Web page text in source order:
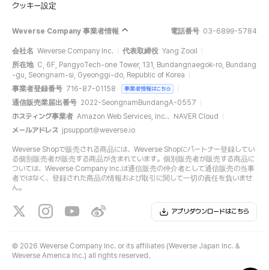
クッキー設定
Weverse Company 事業者情報 電話番号 03-6899-5784
会社名 Weverse Company Inc. 代表取締役 Yang Zooil
所在地 C, 6F, PangyoTech-one Tower, 131, Bundangnaegok-ro, Bundang
-gu, Seongnam-si, Gyeonggi-do, Republic of Korea
事業者登録番号 716-87-01158 事業者情報はこちら
通信販売業届出番号 2022-SeongnamBundangA-0557
ホスティング事業者 Amazon Web Services, Inc.、NAVER Cloud
メールアドレス jpsupport@weverse.io
Weverse Shopで販売される商品には、Weverse Shopにパートナー登録してい
る個別販売者が販売する商品が含まれています。個別販売者が販売する商品に
ついては、Weverse Company Inc.は通信販売の仲介者として通信販売の当事
者ではなく、登録された商品の情報および取引に関して一切の責任を負いませ
ん。
アプリダウンロードはこちら
© 2026 Weverse Company Inc. or its affiliates (Weverse Japan Inc. &
Weverse America Inc.) all rights reserved.